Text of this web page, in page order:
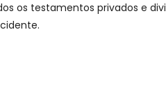
os testamentos privados e